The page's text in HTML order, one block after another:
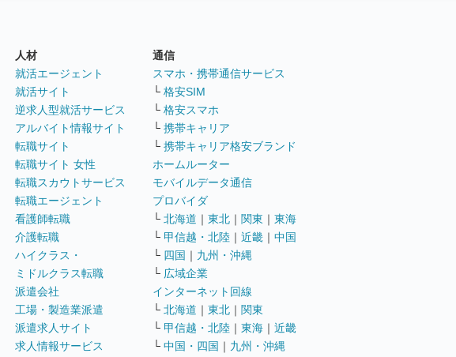
人材
就活エージェント
就活サイト
逆求人型就活サービス
アルバイト情報サイト
転職サイト
転職サイト 女性
転職スカウトサービス
転職エージェント
看護師転職
介護転職
ハイクラス・
ミドルクラス転職
派遣会社
工場・製造業派遣
派遣求人サイト
求人情報サービス
通信
スマホ・携帯通信サービス
└ 格安SIM
└ 格安スマホ
└ 携帯キャリア
└ 携帯キャリア格安ブランド
ホームルーター
モバイルデータ通信
プロバイダ
└ 北海道 ｜ 東北 ｜ 関東 ｜ 東海
└ 甲信越・北陸 ｜ 近畿 ｜ 中国
└ 四国 ｜ 九州・沖縄
└ 広域企業
インターネット回線
└ 北海道 ｜ 東北 ｜ 関東
└ 甲信越・北陸 ｜ 東海 ｜ 近畿
└ 中国・四国 ｜ 九州・沖縄